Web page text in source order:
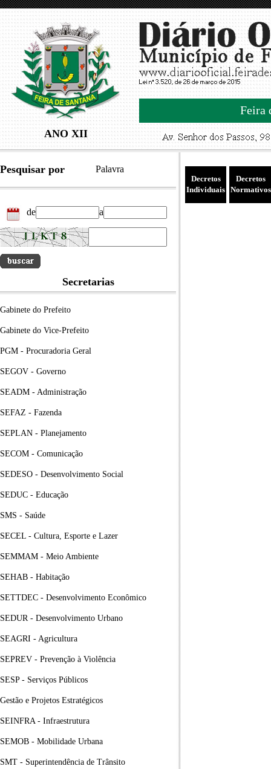
ANO XII
Feira
Pesquisar por Palavra
de a
Secretarias
Gabinete do Prefeito
Gabinete do Vice-Prefeito
PGM - Procuradoria Geral
SEGOV - Governo
SEADM - Administração
SEFAZ - Fazenda
SEPLAN - Planejamento
SECOM - Comunicação
SEDESO - Desenvolvimento Social
SEDUC - Educação
SMS - Saúde
SECEL - Cultura, Esporte e Lazer
SEMMAM - Meio Ambiente
SEHAB - Habitação
SETTDEC - Desenvolvimento Econômico
SEDUR - Desenvolvimento Urbano
SEAGRI - Agricultura
SEPREV - Prevenção à Violência
SESP - Serviços Públicos
Gestão e Projetos Estratégicos
SEINFRA - Infraestrutura
SEMOB - Mobilidade Urbana
SMT - Superintendência de Trânsito
Decretos
Individuais
Decretos
Normativos